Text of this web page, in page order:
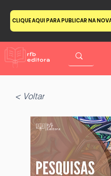
CLIQUE AQUI PARA PUBLICAR NA
< Voltar